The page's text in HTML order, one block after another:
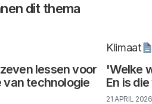
dit thema
lessen voor
van technologie
'Welke
En is
Klimaat
21 APRIL 2026